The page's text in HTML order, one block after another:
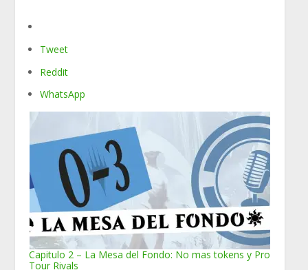
Tweet
Reddit
WhatsApp
Capitulo 2 – La Mesa del Fondo: No mas tokens y Pro
Tour Rivals